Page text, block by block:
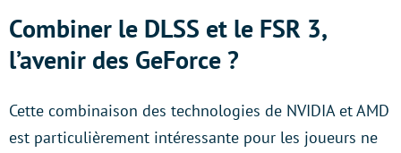
Combiner le DLSS et le FSR 3,
l’avenir des GeForce ?
Cette combinaison des technologies de NVIDIA et AMD
est particulièrement intéressante pour les joueurs ne